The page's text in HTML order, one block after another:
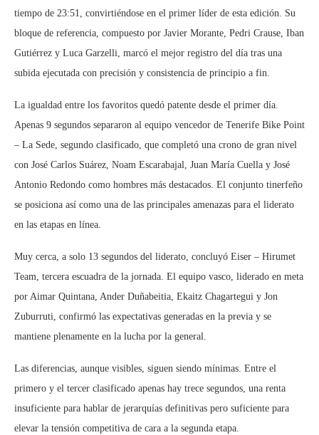
tiempo de 23:51, convirtiéndose en el primer líder de esta edición. Su
bloque de referencia, compuesto por Javier Morante, Pedri Crause, Iban
Gutiérrez y Luca Garzelli, marcó el mejor registro del día tras una
subida ejecutada con precisión y consistencia de principio a fin.
La igualdad entre los favoritos quedó patente desde el primer día.
Apenas 9 segundos separaron al equipo vencedor de Tenerife Bike Point
– La Sede, segundo clasificado, que completó una crono de gran nivel
con José Carlos Suárez, Noam Escarabajal, Juan María Cuella y José
Antonio Redondo como hombres más destacados. El conjunto tinerfeño
se posiciona así como una de las principales amenazas para el liderato
en las etapas en línea.
Muy cerca, a solo 13 segundos del liderato, concluyó Eiser – Hirumet
Team, tercera escuadra de la jornada. El equipo vasco, liderado en meta
por Aimar Quintana, Ander Duñabeitia, Ekaitz Chagartegui y Jon
Zuburruti, confirmó las expectativas generadas en la previa y se
mantiene plenamente en la lucha por la general.
Las diferencias, aunque visibles, siguen siendo mínimas. Entre el
primero y el tercer clasificado apenas hay trece segundos, una renta
insuficiente para hablar de jerarquías definitivas pero suficiente para
elevar la tensión competitiva de cara a la segunda etapa.